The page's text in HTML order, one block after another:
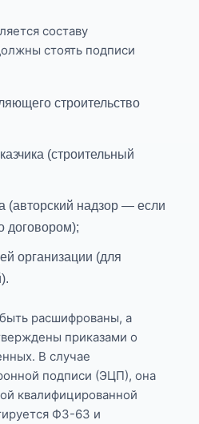
составу
стоять подписи
строительство
(строительный
(авторский надзор — если
договором);
организации (для
расшифрованы, а
приказами о
В случае
подписи (ЭЦП), она
квалифицированной
ФЗ-63 и